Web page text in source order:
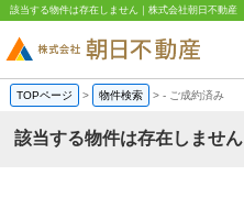
該当する物件は存在しません｜株式会社朝日不動産
TOPページ > 物件検索 >- ご成約済み
該当する物件は存在しません